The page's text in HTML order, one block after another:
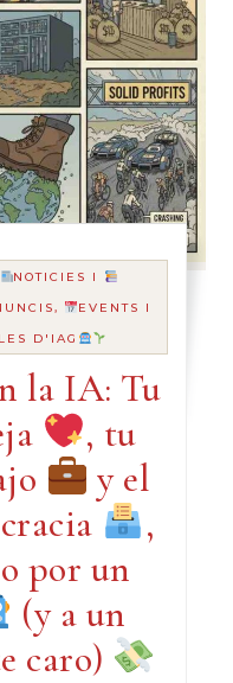
NOTICIES I
EVENTS I
D'IAG
la IA: Tu
, tu
y el
,
por un
(y a un
caro)